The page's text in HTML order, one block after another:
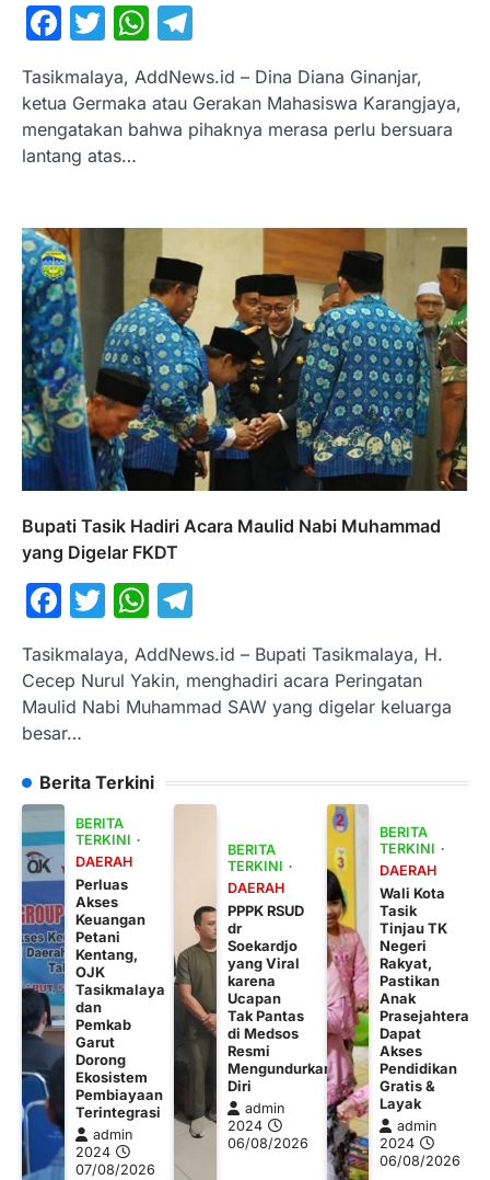
Facebook
TwitterWhatsApp
Tasikmalaya, AddNews.id – Dina Diana Ginanjar,
ketua Germaka atau Gerakan Mahasiswa Karangjaya,
mengatakan bahwa pihaknya merasa perlu bersuara
lantang atas…
Bupati Tasik Hadiri Acara Maulid Nabi Muhammad
yang Digelar FKDT
Facebook
TwitterWhatsApp
Tasikmalaya, AddNews.id – Bupati Tasikmalaya, H.
Cecep Nurul Yakin, menghadiri acara Peringatan
Maulid Nabi Muhammad SAW yang digelar keluarga
besar…
Berita Terkini
BERITA
TERKINI
DAERAH
Perluas
Akses
Keuangan
Petani
Kentang,
OJK
Tasikmalaya
dan
Pemkab
Garut
Dorong
Ekosistem
Pembiayaan
Terintegrasi
admin
2024
07/08/2026
BERITA
TERKINI
DAERAH
PPPK RSUD
dr
Soekardjo
yang Viral
karena
Ucapan
Tak Pantas
di Medsos
Resmi
Mengundurkan
Diri
admin
2024
06/08/2026
BERITA
TERKINI
DAERAH
Wali Kota
Tasik
Tinjau TK
Negeri
Rakyat,
Pastikan
Anak
Prasejahtera
Dapat
Akses
Pendidikan
Gratis &
Layak
admin
2024
06/08/2026